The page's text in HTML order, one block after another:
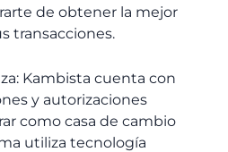
de obtener la mejor
transacciones.
Kambista cuenta con
y autorizaciones
como casa de cambio
utiliza tecnología